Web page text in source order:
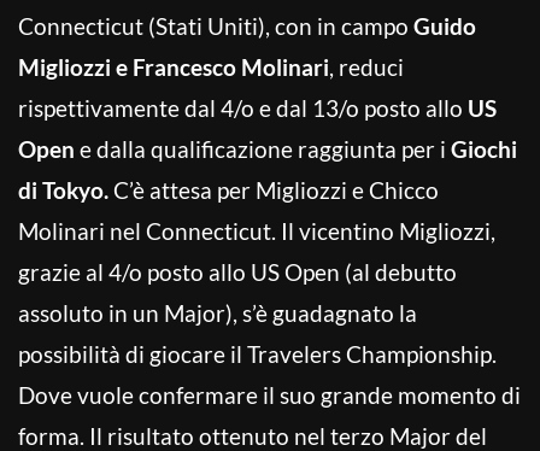
Connecticut (Stati Uniti), con in campo Guido
Migliozzi e Francesco Molinari, reduci
rispettivamente dal 4/o e dal 13/o posto allo US
Open e dalla qualificazione raggiunta per i Giochi
di Tokyo.C’è attesa per Migliozzi e Chicco
Molinari nel Connecticut. Il vicentino Migliozzi,
grazie al 4/o posto allo US Open (al debutto
assoluto in un Major), s’è guadagnato la
possibilità di giocare il Travelers Championship.
Dove vuole confermare il suo grande momento di
forma. Il risultato ottenuto nel terzo Major del